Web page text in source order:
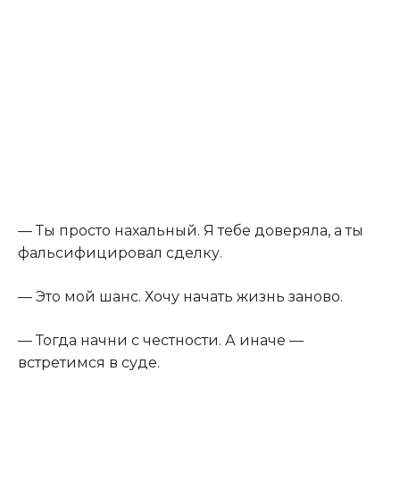
— Ты просто нахальный. Я тебе доверяла, а ты
фальсифицировал сделку.
— Это мой шанс. Хочу начать жизнь заново.
— Тогда начни с честности. А иначе —
встретимся в суде.